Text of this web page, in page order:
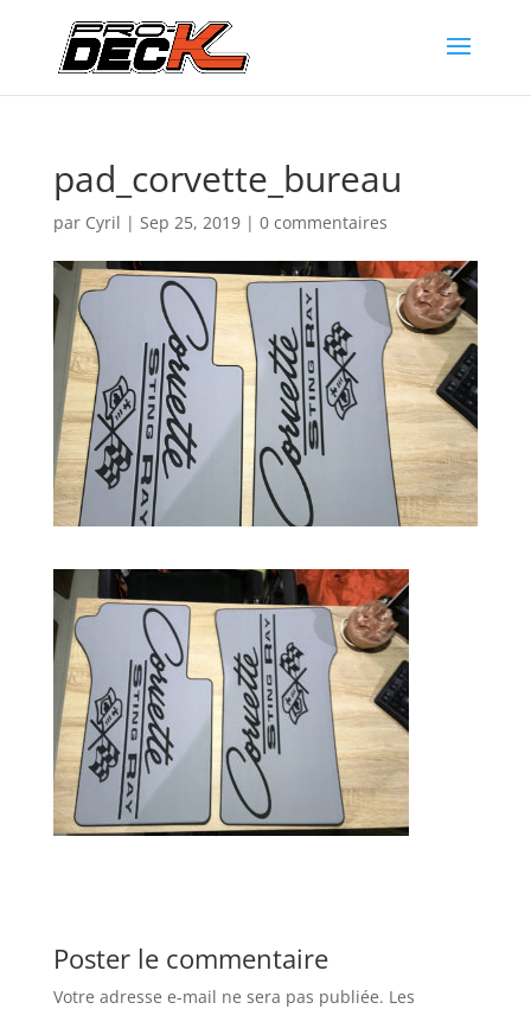
pad_corvette_bureau
par Cyril | Sep 25, 2019| 0 commentaires
Poster le commentaire
Votre adresse e-mail ne sera pas publiée. Les